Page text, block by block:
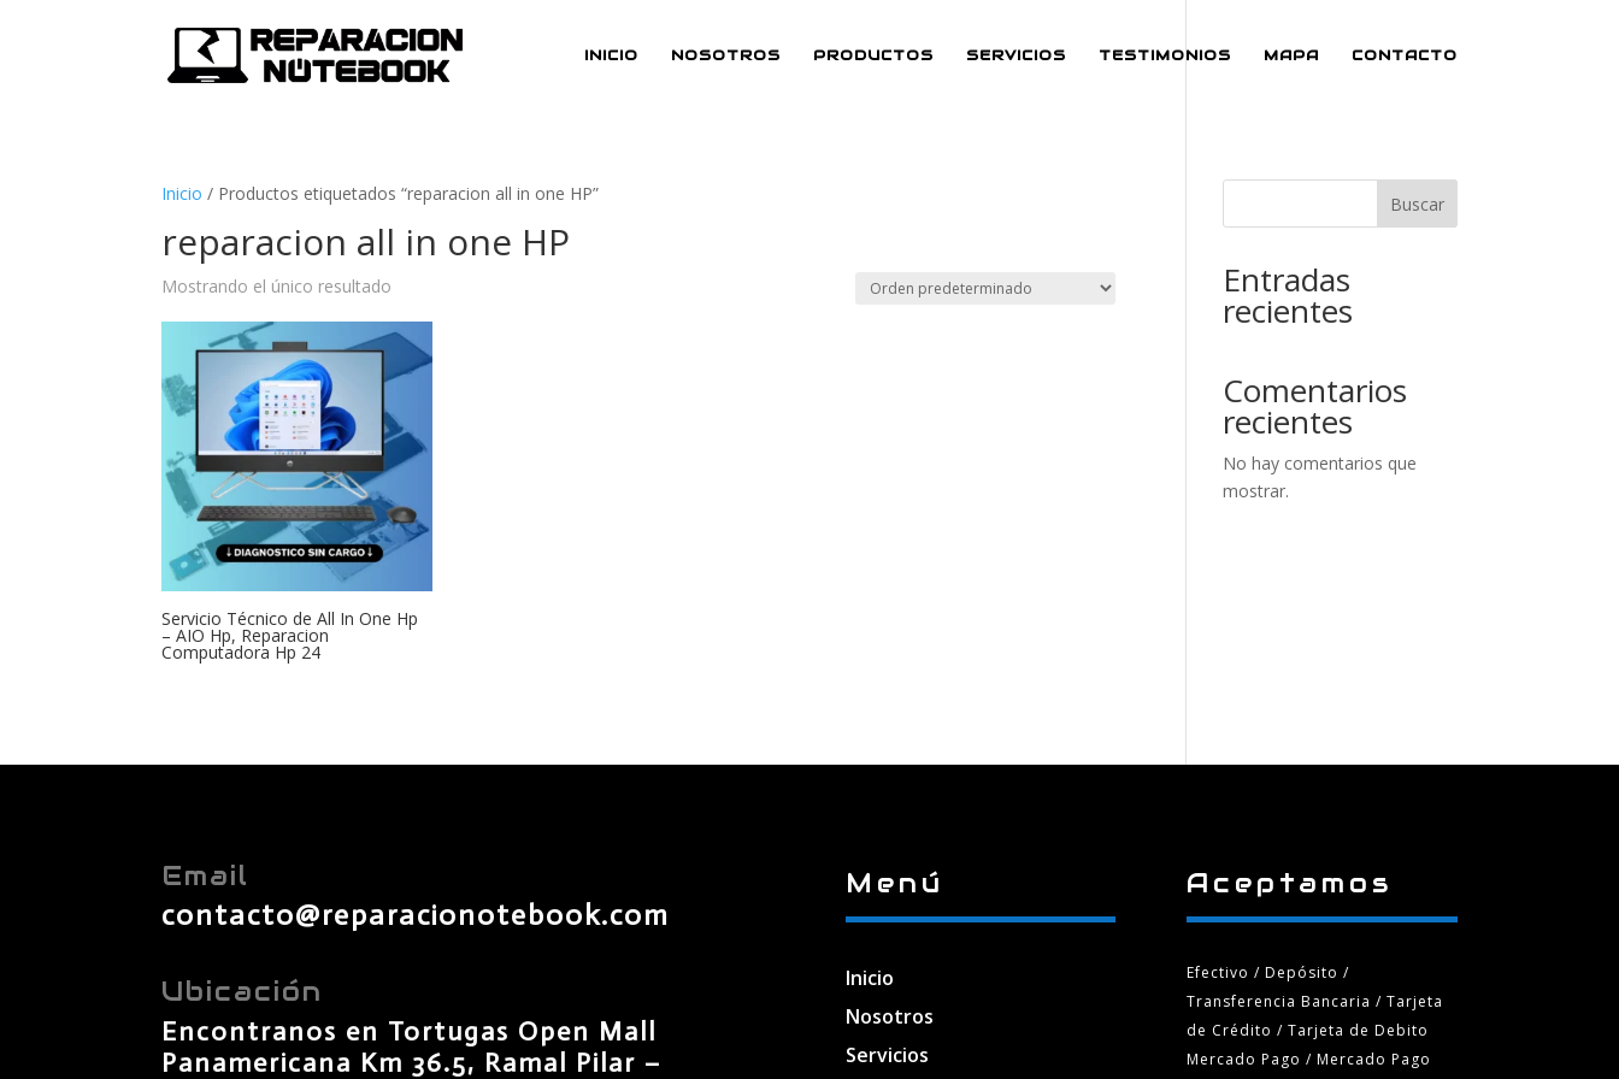
INICIO NOSOTROS PRODUCTOS SERVICIOS TESTIMONIOS MAPA CONTACTO
Inicio / Productos etiquetados “reparacion all in one HP”
reparacion all in one HP
Mostrando el único resultado
Servicio Técnico de All In One Hp
– AIO Hp, Reparacion
Computadora Hp 24
Buscar
Entradas
recientes
Comentarios
recientes
No hay comentarios que
mostrar.
Email
contacto@reparacionotebook.com
Ubicación
Encontranos en Tortugas Open Mall
Panamericana Km 36.5, Ramal Pilar –
Menú
Inicio
Nosotros
Servicios
Aceptamos
Efectivo / Depósito /
Transferencia Bancaria/ Tarjeta
de Crédito / Tarjeta de Debito
Mercado Pago / Mercado Pago